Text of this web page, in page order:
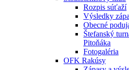
Rozpis súťaží
Výsledky
Obecné
Štefanský
Pitoňáka
Fotogaléria
OFK Rakúsy